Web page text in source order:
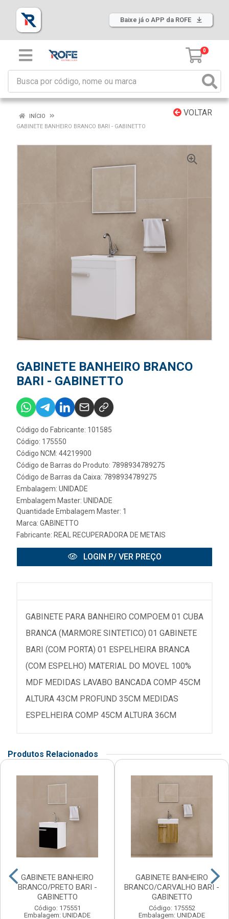
Baixe já o APP da ROFE
0
VOLTAR
INÍCIO
GABINETE BANHEIRO BRANCO BARI - GABINETTO
GABINETE BANHEIRO BRANCO
BARI - GABINETTO
Código do Fabricante: 101585
Código: 175550
Código NCM: 44219900
Código de Barras do Produto: 7898934789275
Código de Barras da Caixa: 7898934789275
Embalagem: UNIDADE
Embalagem Master: UNIDADE
Quantidade Embalagem Master: 1
Marca: GABINETTO
Fabricante: REAL RECUPERADORA DE METAIS
LOGIN P/ VER PREÇO
GABINETE PARA BANHEIRO COMPOEM 01 CUBA
BRANCA (MARMORE SINTETICO) 01 GABINETE
BARI (COM PORTA) 01 ESPELHEIRA BRANCA
(COM ESPELHO) MATERIAL DO MOVEL 100%
MDF MEDIDAS LAVABO BANCADA COMP 45CM
ALTURA 43CM PROFUND 35CM MEDIDAS
ESPELHEIRA COMP 45CM ALTURA 36CM
Produtos Relacionados
GABINETE BANHEIRO
BRANCO/PRETO BARI -
GABINETTO
Código: 175551
Embalagem: UNIDADE
GABINETE BANHEIRO
BRANCO/CARVALHO BARI -
GABINETTO
Código: 175552
Embalagem: UNIDADE